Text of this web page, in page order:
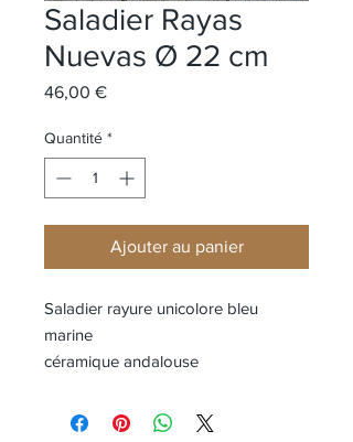
Saladier Rayas
Nuevas Ø 22 cm
46,00 €Prix
Quantité *
Ajouter au panier
Saladier rayure unicolore bleu
marine
céramique andalouse